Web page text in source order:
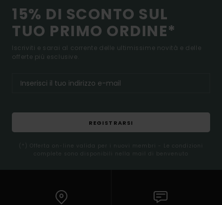
15% DI SCONTO SUL
TUO PRIMO ORDINE*
Iscriviti e sarai al corrente delle ultimissime novità e delle
offerte più esclusive.
REGISTRARSI
(*) Offerta on-line valida per i nuovi membri - Le condizioni
complete sono disponibili nella mail di benvenuto